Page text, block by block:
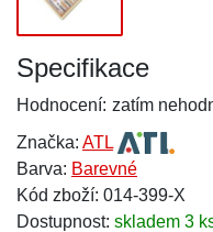
Specifikace
Hodnocení: zatím
Značka: ATL
Barva: Barevné
Kód zboží: 014-399-X
Dostupnost: skladem 3